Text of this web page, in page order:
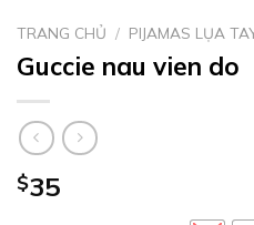
TRANG CHỦ / PIJAMAS LỤA
Guccie nau vien do
$35